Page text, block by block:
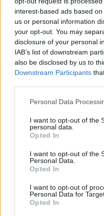
interest-based ads based
us or personal information
your opt-out. You may
disclosure of your personal
IAB’s list of downstream
also be disclosed by us to
Downstream Participants
Personal Data
I want to opt-out of the
personal data.
Opted In
I want to opt-out of the
Personal Data.
Opted In
I want to opt-out of
Personal Data for
Opted In
Jinecko
Téměř
uspělo v
Brdy ožijí
V Jincích